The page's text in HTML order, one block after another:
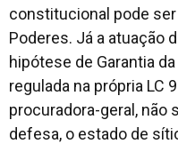
constitucional pode
Poderes. Já a atuação
hipótese de Garantia
regulada na própria LC
procuradora-geral, não
defesa, o estado de